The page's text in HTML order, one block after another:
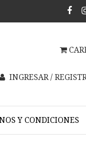
INGRESAR /
Y CONDICIONES